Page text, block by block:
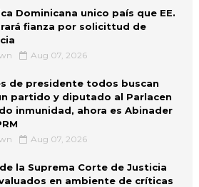
Dominicana unico país que EE.
fianza por solicittud de
Aug 07, 2026
de presidente todos buscan
partido y diputado al Parlacen
inmunidad, ahora es Abinader
Aug 07, 2026
la Suprema Corte de Justicia
en ambiente de críticas